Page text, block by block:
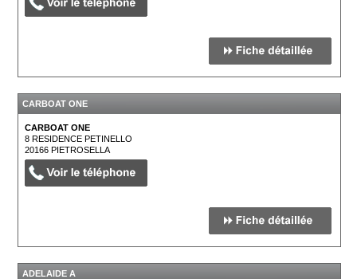
CARBOAT ONE
CARBOAT ONE
8 RESIDENCE PETINELLO
20166PIETROSELLA
ADELAIDE A